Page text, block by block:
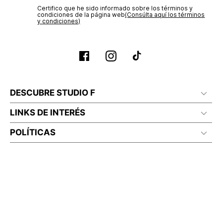
Certifico que he sido informado sobre los términos y
condiciones de la página web‎(Consúlta aquí los términos
y condiciones)
DESCUBRE STUDIO F
LINKS DE INTERÉS
POLÍTICAS